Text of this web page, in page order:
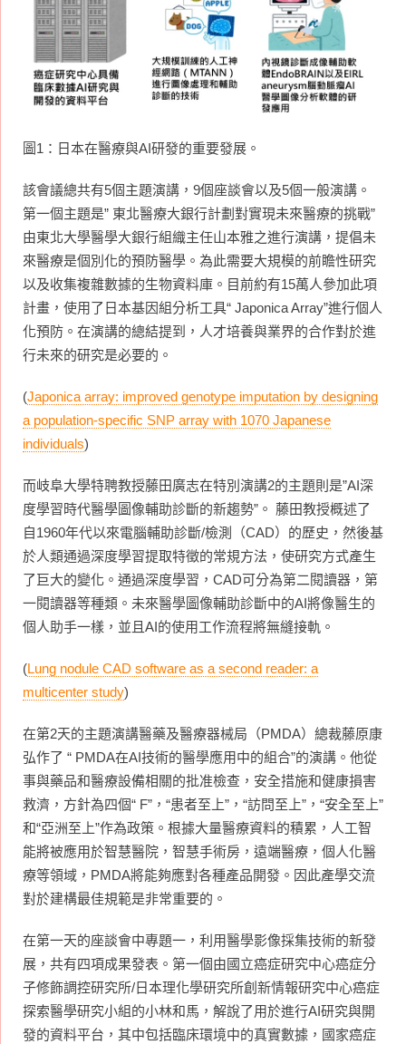
圖1：日本在醫療與AI研發的重要發展。
該會議總共有5個主題演講，9個座談會以及5個一般演講。
第一個主題是” 東北醫療大銀行計劃對實現未來醫療的挑戰”
由東北大學醫學大銀行組織主任山本雅之進行演講，提倡未
來醫療是個別化的預防醫學。為此需要大規模的前瞻性研究
以及收集複雜數據的生物資料庫。目前約有15萬人參加此項
計畫，使用了日本基因組分析工具“ Japonica Array”進行個人
化預防。在演講的總結提到，人才培養與業界的合作對於進
行未來的研究是必要的。
(Japonica array: improved genotype imputation by designing
a population-specific SNP array with 1070 Japanese
individuals)
而岐阜大學特聘教授藤田廣志在特別演講2的主題則是”AI深
度學習時代醫學圖像輔助診斷的新趨勢”。 藤田教授概述了
自1960年代以來電腦輔助診斷/檢測（CAD）的歷史，然後基
於人類通過深度學習提取特徵的常規方法，使研究方式產生
了巨大的變化。通過深度學習，CAD可分為第二閱讀器，第
一閱讀器等種類。未來醫學圖像輔助診斷中的AI將像醫生的
個人助手一樣，並且AI的使用工作流程將無縫接軌。
(Lung nodule CAD software as a second reader: a
multicenter study)
在第2天的主題演講醫藥及醫療器械局（PMDA）總裁藤原康
弘作了 “ PMDA在AI技術的醫學應用中的組合”的演講。他從
事與藥品和醫療設備相關的批准檢查，安全措施和健康損害
救濟，方針為四個“ F”，“患者至上”，“訪問至上”，“安全至上”
和“亞洲至上”作為政策。根據大量醫療資料的積累，人工智
能將被應用於智慧醫院，智慧手術房，遠端醫療，個人化醫
療等領域，PMDA將能夠應對各種產品開發。因此產學交流
對於建構最佳規範是非常重要的。
在第一天的座談會中專題一，利用醫學影像採集技術的新發
展，共有四項成果發表。第一個由國立癌症研究中心癌症分
子修飾調控研究所/日本理化學研究所創新情報研究中心癌症
探索醫學研究小組的小林和馬，解說了用於進行AI研究與開
發的資料平台，其中包括臨床環境中的真實數據，國家癌症